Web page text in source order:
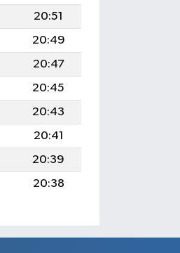
20:51
20:49
20:47
20:45
20:43
20:41
20:39
20:38